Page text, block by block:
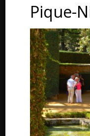
Les Jardins du
24590 Salignac-
Dordogne – Périgord
Téléphone :
Email :
ESPACE
Pique-